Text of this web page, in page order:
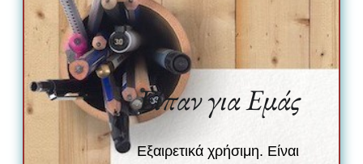
Είπαν για Εμάς
Εξαιρετικά χρήσιμη. Είναι